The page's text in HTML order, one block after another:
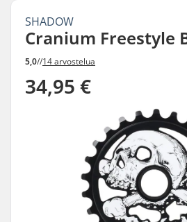
SHADOW
Cranium Freestyle
5,0//14 arvostelua
34,95 €